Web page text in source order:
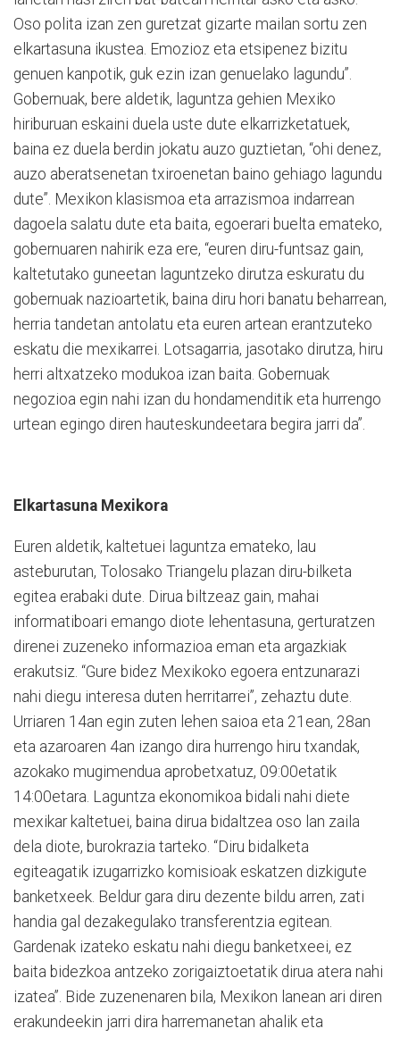
Oso polita izan zen guretzat gizarte mailan sortu zen
elkartasuna ikustea. Emozioz eta etsipenez bizitu
genuen kanpotik, guk ezin izan genuelako lagundu”.
Gobernuak, bere aldetik, laguntza gehien Mexiko
hiriburuan eskaini duela uste dute elkarrizketatuek,
baina ez duela berdin jokatu auzo guztietan, “ohi denez,
auzo aberatsenetan txiroenetan baino gehiago lagundu
dute”. Mexikon klasismoa eta arrazismoa indarrean
dagoela salatu dute eta baita, egoerari buelta emateko,
gobernuaren nahirik eza ere, “euren diru-funtsaz gain,
kaltetutako guneetan laguntzeko dirutza eskuratu du
gobernuak nazioartetik, baina diru hori banatu beharrean,
herria tandetan antolatu eta euren artean erantzuteko
eskatu die mexikarrei. Lotsagarria, jasotako dirutza, hiru
herri altxatzeko modukoa izan baita. Gobernuak
negozioa egin nahi izan du hondamenditik eta hurrengo
urtean egingo diren hauteskundeetara begira jarri da”.
Elkartasuna Mexikora
Euren aldetik, kaltetuei laguntza emateko, lau
asteburutan, Tolosako Triangelu plazan diru-bilketa
egitea erabaki dute. Dirua biltzeaz gain, mahai
informatiboari emango diote lehentasuna, gerturatzen
direnei zuzeneko informazioa eman eta argazkiak
erakutsiz. “Gure bidez Mexikoko egoera entzunarazi
nahi diegu interesa duten herritarrei”, zehaztu dute.
Urriaren 14an egin zuten lehen saioa eta 21ean, 28an
eta azaroaren 4an izango dira hurrengo hiru txandak,
azokako mugimendua aprobetxatuz, 09:00etatik
14:00etara. Laguntza ekonomikoa bidali nahi diete
mexikar kaltetuei, baina dirua bidaltzea oso lan zaila
dela diote, burokrazia tarteko. “Diru bidalketa
egiteagatik izugarrizko komisioak eskatzen dizkigute
banketxeek. Beldur gara diru dezente bildu arren, zati
handia gal dezakegulako transferentzia egitean.
Gardenak izateko eskatu nahi diegu banketxeei, ez
baita bidezkoa antzeko zorigaiztoetatik dirua atera nahi
izatea”. Bide zuzenenaren bila, Mexikon lanean ari diren
erakundeekin jarri dira harremanetan ahalik eta